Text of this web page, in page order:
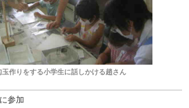
玉作りをする小学生に話しかける趙さん
参加